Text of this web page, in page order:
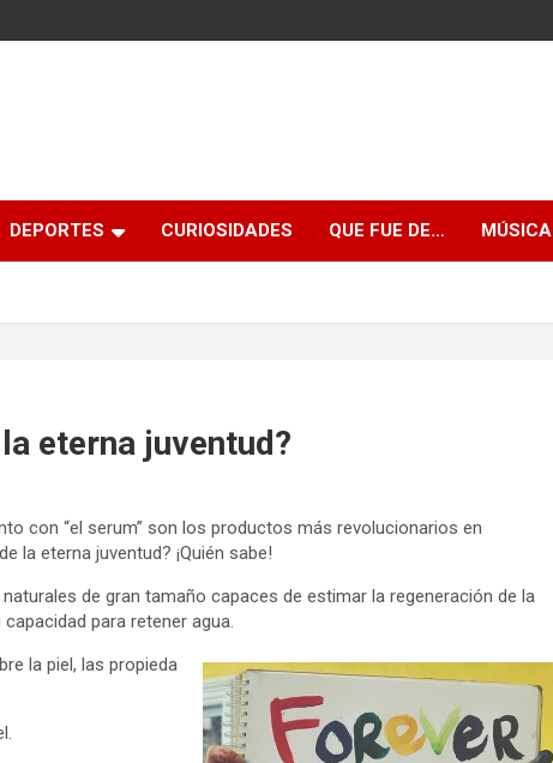
DEPORTES CURIOSIDADES QUE FUE DE… MÚSICA
eterna juventud?
con “el serum” son los productos más revolucionarios en
la eterna juventud? ¡Quién sabe!
de gran tamaño capaces de estimar la regeneración de la
para retener agua.
la piel, las propieda